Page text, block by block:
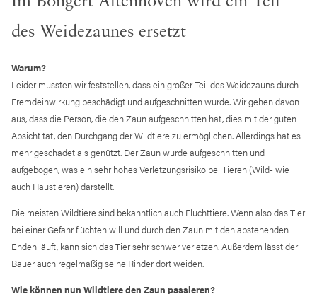
des Weidezaunes ersetzt
Warum?
Leider mussten wir feststellen, dass ein großer Teil des Weidezauns durch
Fremdeinwirkung beschädigt und aufgeschnitten wurde. Wir gehen davon
aus, dass die Person, die den Zaun aufgeschnitten hat, dies mit der guten
Absicht tat, den Durchgang der Wildtiere zu ermöglichen. Allerdings hat es
mehr geschadet als genützt. Der Zaun wurde aufgeschnitten und
aufgebogen, was ein sehr hohes Verletzungsrisiko bei Tieren (Wild- wie
auch Haustieren) darstellt.
Die meisten Wildtiere sind bekanntlich auch Fluchttiere. Wenn also das Tier
bei einer Gefahr flüchten will und durch den Zaun mit den abstehenden
Enden läuft, kann sich das Tier sehr schwer verletzen. Außerdem lässt der
Bauer auch regelmäßig seine Rinder dort weiden.
Wie können nun Wildtiere den Zaun passieren?